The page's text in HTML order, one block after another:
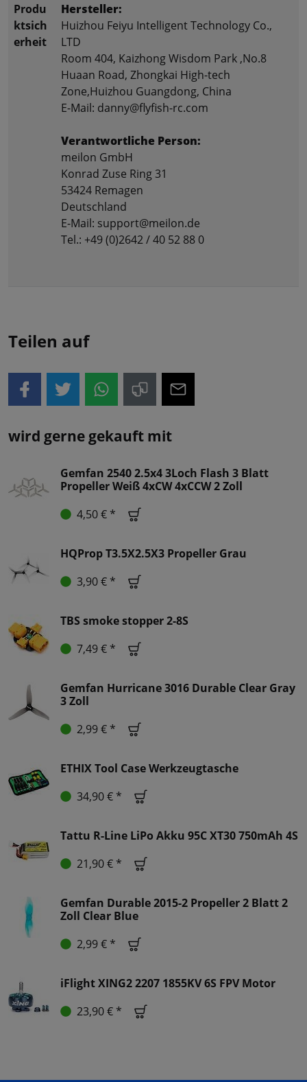
Produ
ktsich
erheit
Hersteller:
Huizhou Feiyu Intelligent Technology Co.,
LTD
Room 404, Kaizhong Wisdom Park ,No.8
Huaan Road, Zhongkai High-tech
Zone,Huizhou Guangdong, China
E-Mail: danny@flyfish-rc.com
Verantwortliche Person:
meilon GmbH
Konrad Zuse Ring 31
53424 Remagen
Deutschland
E-Mail: support@meilon.de
Tel.: +49 (0)2642 / 40 52 88 0
Teilen auf
wird gerne gekauft mit
Gemfan 2540 2.5x4 3Loch Flash 3 Blatt
Propeller Weiß 4xCW 4xCCW 2 Zoll
4,50 € *
HQProp T3.5X2.5X3 Propeller Grau
3,90 € *
TBS smoke stopper 2-8S
7,49 € *
Gemfan Hurricane 3016 Durable Clear Gray
3 Zoll
2,99 € *
ETHIX Tool Case Werkzeugtasche
34,90 € *
Tattu R-Line LiPo Akku 95C XT30 750mAh 4S
21,90 € *
Gemfan Durable 2015-2 Propeller 2 Blatt 2
Zoll Clear Blue
2,99 € *
iFlight XING2 2207 1855KV 6S FPV Motor
23,90 € *